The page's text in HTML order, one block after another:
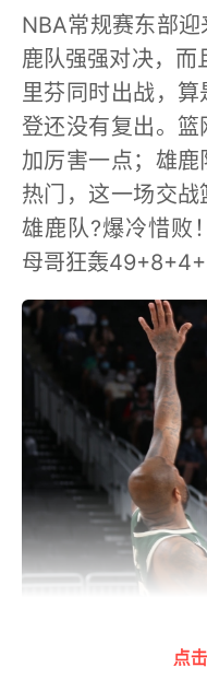
NBA常规赛东部
鹿队强强对决，
里芬同时出战，
登还没有复出。
加厉害一点；雄
热门，这一场交
雄鹿队?爆冷惜败
母哥狂轰
打开今
雄鹿字母哥率先
点